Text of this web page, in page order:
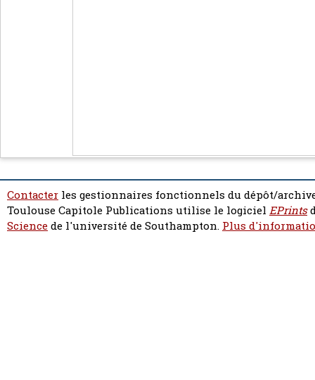
Contacter les gestionnaires fonctionnels du dépôt/
Toulouse Capitole Publications utilise le logiciel EPrints
Sciencede l'université de Southampton. Plus